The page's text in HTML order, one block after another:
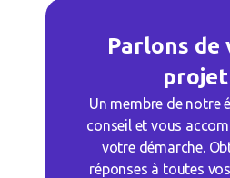
Parlons de
projet
Un membre de notre
conseil et vous
votre démarche.
réponses à toutes